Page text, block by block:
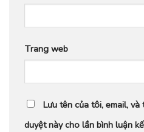
Trang web
Lưu tên của tôi, email,
duyệt này cho lần bình luận